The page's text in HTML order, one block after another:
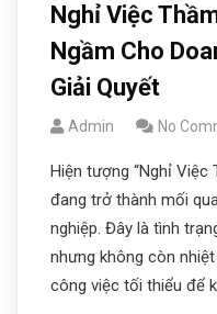
Nghỉ Việc
Ngầm Cho
Giải Quyết
Admin No
Hiện tượng “Nghỉ Việc
đang trở thành mối
nghiệp. Đây là tình
nhưng không còn
công việc tối thiểu để